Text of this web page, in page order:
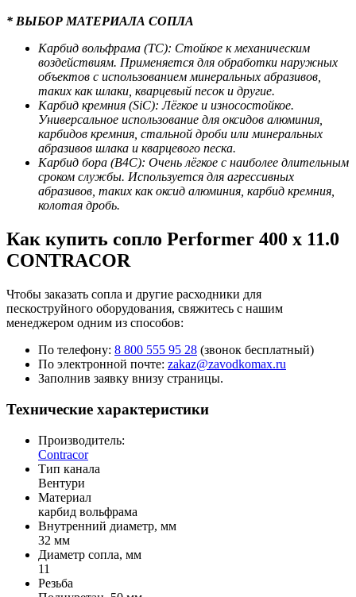
* ВЫБОР МАТЕРИАЛА СОПЛА
Карбид вольфрама (TC): Стойкое к механическим
воздействиям. Применяется для обработки наружных
объектов с использованием минеральных абразивов,
таких как шлаки, кварцевый песок и другие.
Карбид кремния (SiC): Лёгкое и износостойкое.
Универсальное использование для оксидов алюминия,
карбидов кремния, стальной дроби или минеральных
абразивов шлака и кварцевого песка.
Карбид бора (B4C): Очень лёгкое с наиболее длительным
сроком службы. Используется для агрессивных
абразивов, таких как оксид алюминия, карбид кремния,
колотая дробь.
Как купить сопло Performer 400 х 11.0
CONTRACOR
Чтобы заказать сопла и другие расходники для
пескоструйного оборудования, свяжитесь с нашим
менеджером одним из способов:
По телефону: 8 800 555 95 28 (звонок бесплатный)
По электронной почте: zakaz@zavodkomax.ru
Заполнив заявку внизу страницы.
Технические характеристики
Производитель:
Contracor
Тип канала
Вентури
Материал
карбид вольфрама
Внутренний диаметр, мм
32 мм
Диаметр сопла, мм
11
Резьба